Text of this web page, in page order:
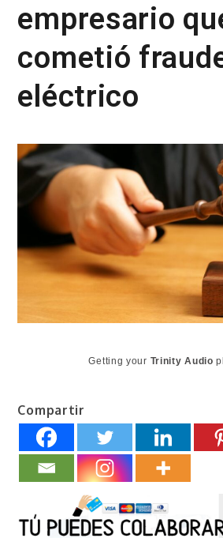
empresario
cometió
eléctrico
Getting your Trinity Audio
Compartir